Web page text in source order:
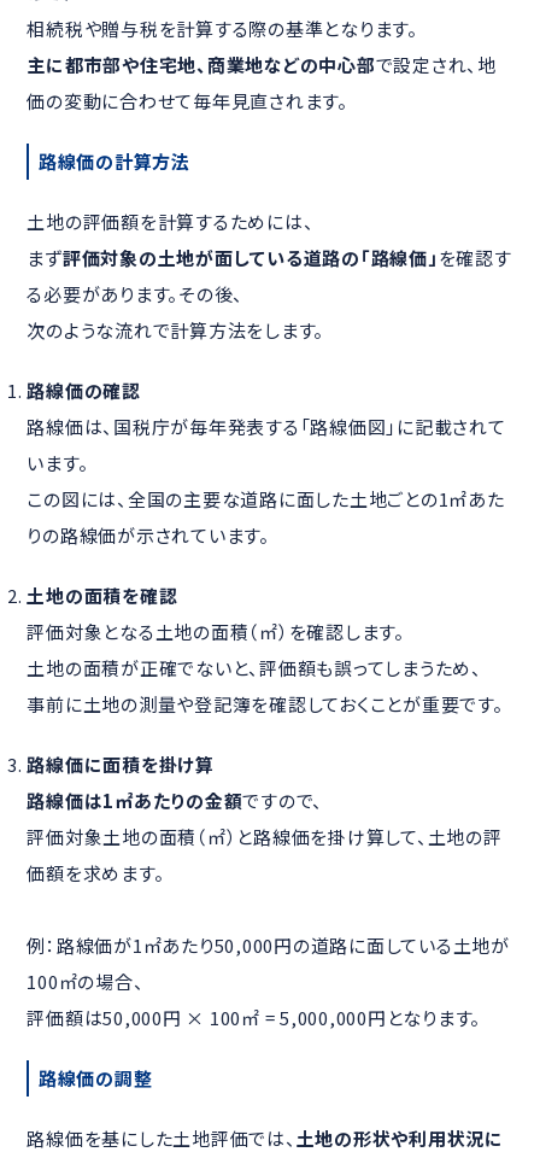
相続税や贈与税を計算する際の基準となります。
主に都市部や住宅地、商業地などの中心部で設定され、地
価の変動に合わせて毎年見直されます。
路線価の計算方法
土地の評価額を計算するためには、
まず評価対象の土地が面している道路の「路線価」を確認す
る必要があります。その後、
次のような流れで計算方法をします。
路線価の確認
路線価は、国税庁が毎年発表する「路線価図」に記載されて
います。
この図には、全国の主要な道路に面した土地ごとの1㎡あた
りの路線価が示されています。
土地の面積を確認
評価対象となる土地の面積（㎡）を確認します。
土地の面積が正確でないと、評価額も誤ってしまうため、
事前に土地の測量や登記簿を確認しておくことが重要です。
路線価に面積を掛け算
路線価は1㎡あたりの金額ですので、
評価対象土地の面積（㎡）と路線価を掛け算して、土地の評
価額を求めます。
例：路線価が1㎡あたり50,000円の道路に面している土地が
100㎡の場合、
評価額は50,000円 × 100㎡ = 5,000,000円となります。
路線価の調整
路線価を基にした土地評価では、 土地の形状や利用状況に